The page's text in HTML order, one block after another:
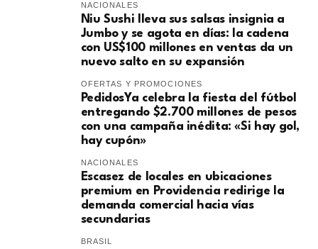
NACIONALES
Niu Sushi lleva sus salsas insignia a
Jumbo y se agota en días: la cadena
con US$100 millones en ventas da un
nuevo salto en su expansión
OFERTAS Y PROMOCIONES
PedidosYa celebra la fiesta del fútbol
entregando $2.700 millones de pesos
con una campaña inédita: «Si hay gol,
hay cupón»
NACIONALES
Escasez de locales en ubicaciones
premium en Providencia redirige la
demanda comercial hacia vías
secundarias
BRASIL